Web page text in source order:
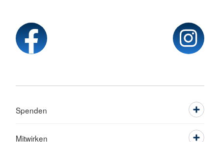
Spenden
Mitwirken